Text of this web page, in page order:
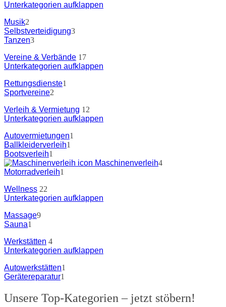
Unterkategorien aufklappen
Musik2
Selbstverteidigung3
Tanzen3
Vereine & Verbände 17
Unterkategorien aufklappen
Rettungsdienste1
Sportvereine2
Verleih & Vermietung 12
Unterkategorien aufklappen
Autovermietungen1
Ballkleiderverleih1
Bootsverleih1
Maschinenverleih4
Motorradverleih1
Wellness 22
Unterkategorien aufklappen
Massage9
Sauna1
Werkstätten 4
Unterkategorien aufklappen
Autowerkstätten1
Gerätereparatur1
Unsere Top-Kategorien – jetzt stöbern!